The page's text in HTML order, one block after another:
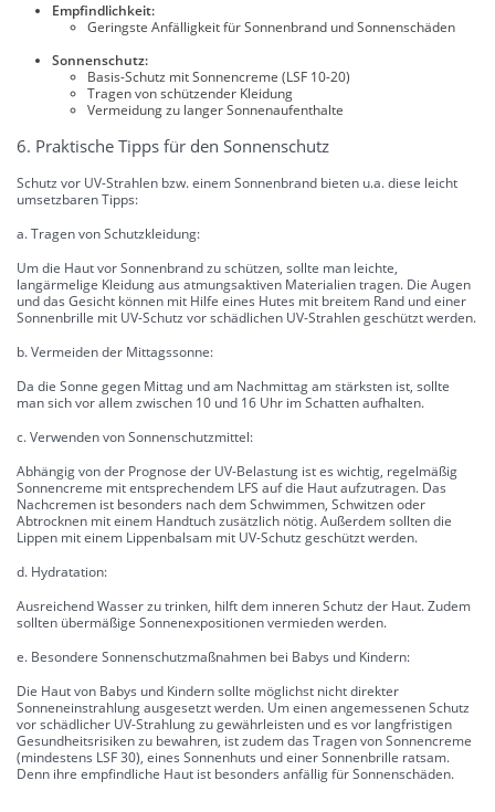
Empfindlichkeit:
Geringste Anfälligkeit für Sonnenbrand und Sonnenschäden
Sonnenschutz:
Basis-Schutz mit Sonnencreme (LSF 10-20)
Tragen von schützender Kleidung
Vermeidung zu langer Sonnenaufenthalte
6. Praktische Tipps für den Sonnenschutz
Schutz vor UV-Strahlen bzw. einem Sonnenbrand bieten u.a. diese leicht
umsetzbaren Tipps:
a. Tragen von Schutzkleidung:
Um die Haut vor Sonnenbrand zu schützen, sollte man leichte,
langärmelige Kleidung aus atmungsaktiven Materialien tragen. Die Augen
und das Gesicht können mit Hilfe eines Hutes mit breitem Rand und einer
Sonnenbrille mit UV-Schutz vor schädlichen UV-Strahlen geschützt werden.
b. Vermeiden der Mittagssonne:
Da die Sonne gegen Mittag und am Nachmittag am stärksten ist, sollte
man sich vor allem zwischen 10 und 16 Uhr im Schatten aufhalten.
c. Verwenden von Sonnenschutzmittel:
Abhängig von der Prognose der UV-Belastung ist es wichtig, regelmäßig
Sonnencreme mit entsprechendem LFS auf die Haut aufzutragen. Das
Nachcremen ist besonders nach dem Schwimmen, Schwitzen oder
Abtrocknen mit einem Handtuch zusätzlich nötig. Außerdem sollten die
Lippen mit einem Lippenbalsam mit UV-Schutz geschützt werden.
d. Hydratation:
Ausreichend Wasser zu trinken, hilft dem inneren Schutz der Haut. Zudem
sollten übermäßige Sonnenexpositionen vermieden werden.
e. Besondere Sonnenschutzmaßnahmen bei Babys und Kindern:
Die Haut von Babys und Kindern sollte möglichst nicht direkter
Sonneneinstrahlung ausgesetzt werden. Um einen angemessenen Schutz
vor schädlicher UV-Strahlung zu gewährleisten und es vor langfristigen
Gesundheitsrisiken zu bewahren, ist zudem das Tragen von Sonnencreme
(mindestens LSF 30), eines Sonnenhuts und einer Sonnenbrille ratsam.
Denn ihre empfindliche Haut ist besonders anfällig für Sonnenschäden.